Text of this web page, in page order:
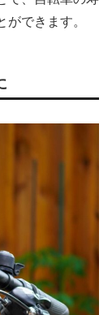
できます。